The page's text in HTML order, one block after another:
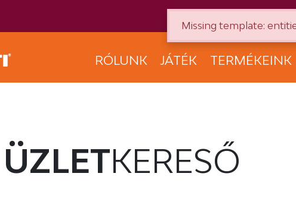
RÓLUNK JÁTÉK TERMÉKEINK
ÜZLETKERESŐ
Missing template: